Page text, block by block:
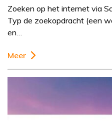
Zoeken op het internet via
Typ de zoekopdracht (een
en…
Meer